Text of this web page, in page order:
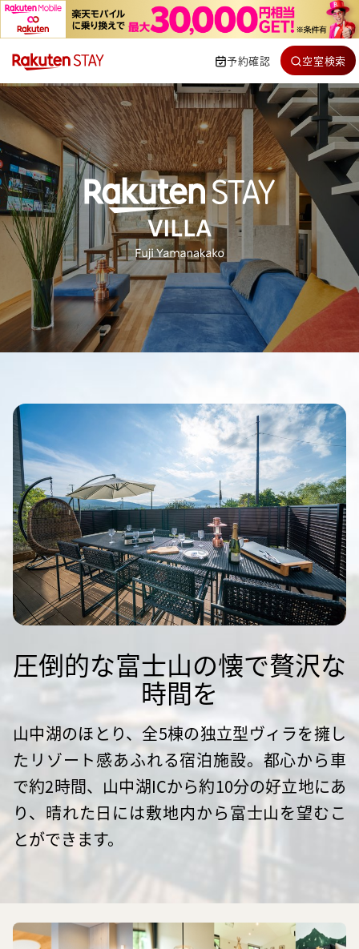
予約確認 空室検索
圧倒的な富士山の懐で贅沢な
時間を
山中湖のほとり、全5棟の独立型ヴィラを擁し
たリゾート感あふれる宿泊施設。都心から車
で約2時間、山中湖ICから約10分の好立地にあ
り、晴れた日には敷地内から富士山を望むこ
とができます。